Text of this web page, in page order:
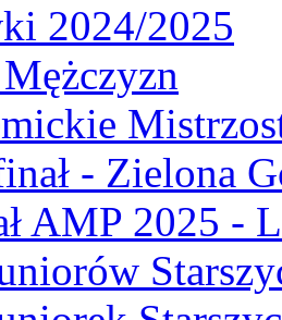
2024/2025
- Zielona
AMP 2025 -